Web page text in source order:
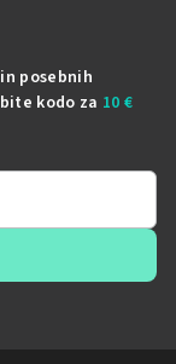
posebnih
kodo za 10 €